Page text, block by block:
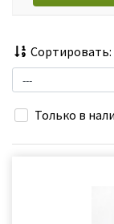
Сортировать:
Только в